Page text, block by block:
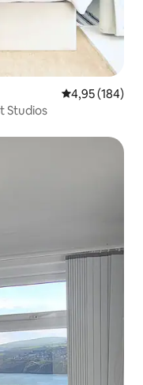
Gemiddelde
4,95 (184)
Studios